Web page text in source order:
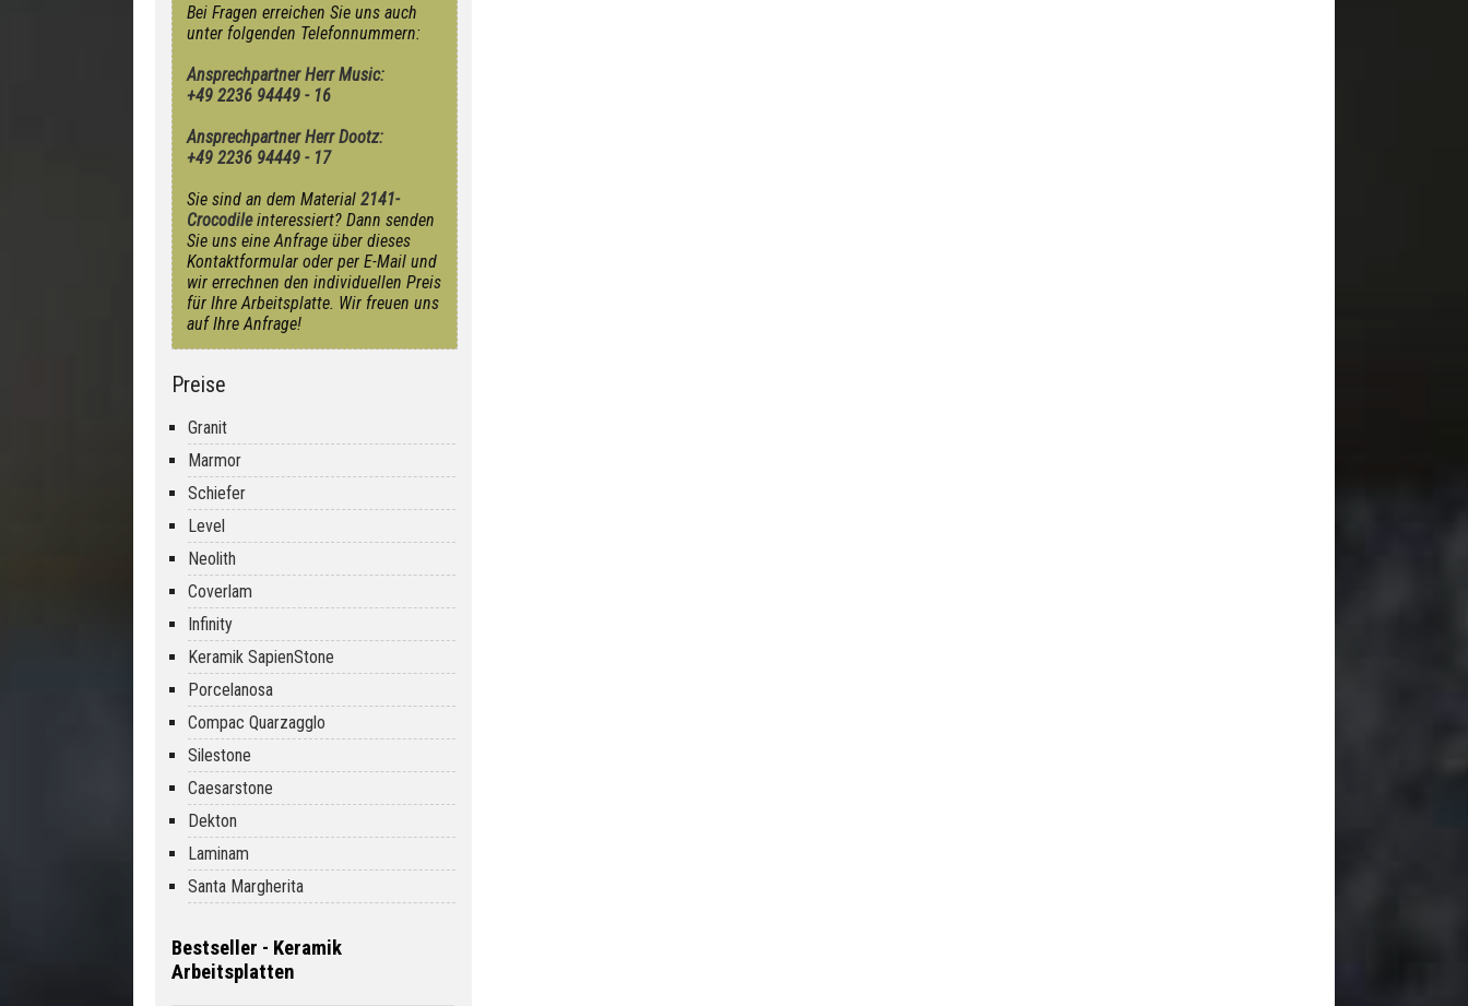
Bei Fragen erreichen Sie uns auch
unter folgenden Telefonnummern:
Ansprechpartner Herr Music:
+49 2236 94449 - 16
Ansprechpartner Herr Dootz:
+49 2236 94449 - 17
Sie sind an dem Material 2141-
Crocodileinteressiert? Dann senden
Sie uns eine Anfrage über dieses
Kontaktformular oder per E-Mail und
wir errechnen den individuellen Preis
für Ihre Arbeitsplatte. Wir freuen uns
auf Ihre Anfrage!
Preise
Granit
Marmor
Schiefer
Level
Neolith
Coverlam
Infinity
Keramik SapienStone
Porcelanosa
Compac Quarzagglo
Silestone
Caesarstone
Dekton
Laminam
Santa Margherita
Bestseller - Keramik
Arbeitsplatten